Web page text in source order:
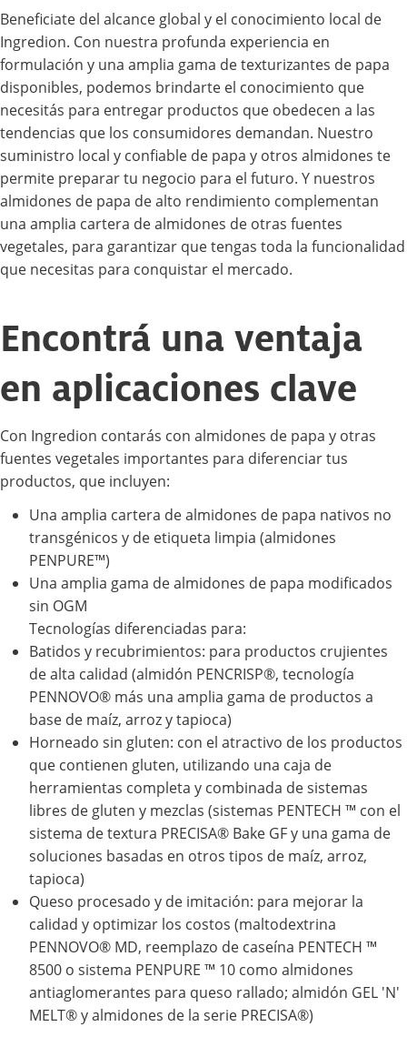
Beneficiate del alcance global y el conocimiento local de
Ingredion. Con nuestra profunda experiencia en
formulación y una amplia gama de texturizantes de papa
disponibles, podemos brindarte el conocimiento que
necesitás para entregar productos que obedecen a las
tendencias que los consumidores demandan. Nuestro
suministro local y confiable de papa y otros almidones te
permite preparar tu negocio para el futuro. Y nuestros
almidones de papa de alto rendimiento complementan
una amplia cartera de almidones de otras fuentes
vegetales, para garantizar que tengas toda la funcionalidad
que necesitas para conquistar el mercado.
Encontrá una ventaja
en aplicaciones clave
Con Ingredion contarás con almidones de papa y otras
fuentes vegetales importantes para diferenciar tus
productos, que incluyen:
Una amplia cartera de almidones de papa nativos no
transgénicos y de etiqueta limpia (almidones
PENPURE™)
Una amplia gama de almidones de papa modificados
sin OGM
Tecnologías diferenciadas para:
Batidos y recubrimientos: para productos crujientes
de alta calidad (almidón PENCRISP®, tecnología
PENNOVO® más una amplia gama de productos a
base de maíz, arroz y tapioca)
Horneado sin gluten: con el atractivo de los productos
que contienen gluten, utilizando una caja de
herramientas completa y combinada de sistemas
libres de gluten y mezclas (sistemas PENTECH ™ con el
sistema de textura PRECISA® Bake GF y una gama de
soluciones basadas en otros tipos de maíz, arroz,
tapioca)
Queso procesado y de imitación: para mejorar la
calidad y optimizar los costos (maltodextrina
PENNOVO® MD, reemplazo de caseína PENTECH ™
8500 o sistema PENPURE ™ 10 como almidones
antiaglomerantes para queso rallado; almidón GEL 'N'
MELT® y almidones de la serie PRECISA®)